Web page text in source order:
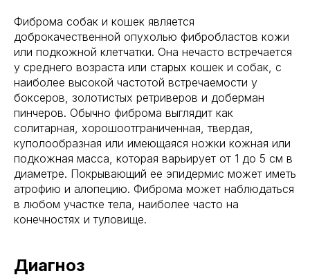
Фиброма собак и кошек является
доброкачественной опухолью фибробластов кожи
или подкожной клетчатки. Она нечасто встречается
у среднего возраста или старых кошек и собак, с
наиболее высокой частотой встречаемости у
боксеров, золотистых ретриверов и доберман
пинчеров. Обычно фиброма выглядит как
солитарная, хорошоотграниченная, твердая,
куполообразная или имеющаяся ножки кожная или
подкожная масса, которая варьирует от 1 до 5 см в
диаметре. Покрывающий ее эпидермис может иметь
атрофию и алопецию. Фиброма может наблюдаться
в любом участке тела, наиболее часто на
конечностях и туловище.
Диагноз